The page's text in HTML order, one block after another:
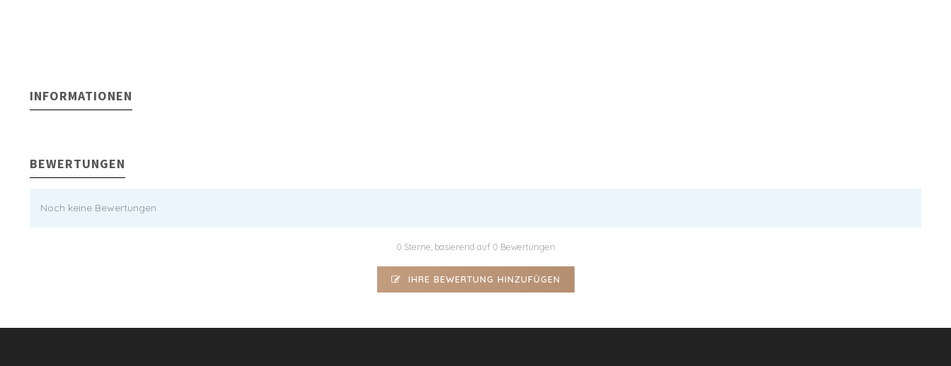
INFORMATIONEN
BEWERTUNGEN
Noch keine Bewertungen
0 Sterne, basierend auf 0 Bewertungen
IHRE BEWERTUNG HINZUFÜGEN